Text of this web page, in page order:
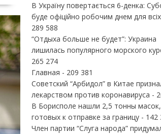
В Україну повертається 6-денка:
буде офіційно робочим днем для всіх
289 588
“Отдыха больше не будет”: Украина
лишилась популярного морского
265 274
Главная - 209 381
Советский “Арбидол” в Китае
лекарством против коронавируса -
В Борисполе нашли 2,5 тонны масок,
готовых к отправке за границу- 142
Член партии “Слуга народа”